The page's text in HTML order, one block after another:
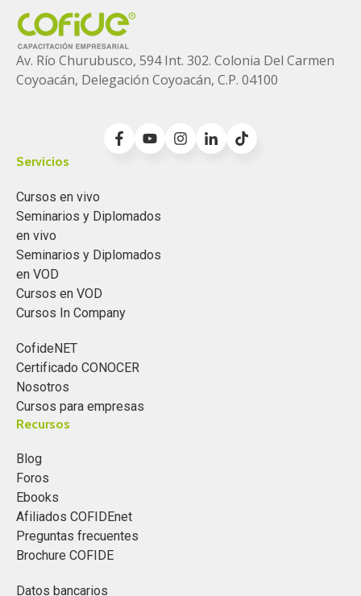
Av. Río Churubusco, 594 Int. 302. Colonia Del Carmen
Coyoacán, Delegación Coyoacán, C.P. 04100
Servicios
Cursos en vivo
Seminarios y Diplomados
en vivo
Seminarios y Diplomados
en VOD
Cursos en VOD
Cursos In Company
CofideNET
Certificado CONOCER
Nosotros
Cursos para empresas
Recursos
Blog
Foros
Ebooks
Afiliados COFIDEnet
Preguntas frecuentes
Brochure COFIDE
Datos bancarios